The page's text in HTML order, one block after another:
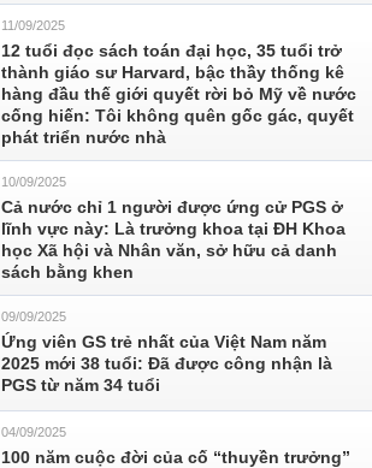
11/09/2025
12 tuổi đọc sách toán đại học, 35 tuổi trở
thành giáo sư Harvard, bậc thầy thống kê
hàng đầu thế giới quyết rời bỏ Mỹ về nước
cống hiến: Tôi không quên gốc gác, quyết
phát triển nước nhà
10/09/2025
Cả nước chỉ 1 người được ứng cử PGS ở
lĩnh vực này: Là trưởng khoa tại ĐH Khoa
học Xã hội và Nhân văn, sở hữu cả danh
sách bằng khen
09/09/2025
Ứng viên GS trẻ nhất của Việt Nam năm
2025 mới 38 tuổi: Đã được công nhận là
PGS từ năm 34 tuổi
04/09/2025
100 năm cuộc đời của cố “thuyền trưởng”